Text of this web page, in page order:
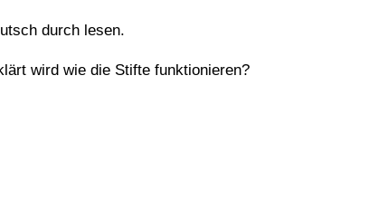
durch lesen.
wird wie die Stifte funktionieren?